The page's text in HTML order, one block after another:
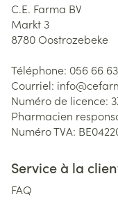
C.E. Farma BV
Markt 3
8780Oostrozebeke
Téléphone: 056 66
Courriel: info@
Numéro de licence:
Pharmacien
Numéro TVA:
Service à la
FAQ